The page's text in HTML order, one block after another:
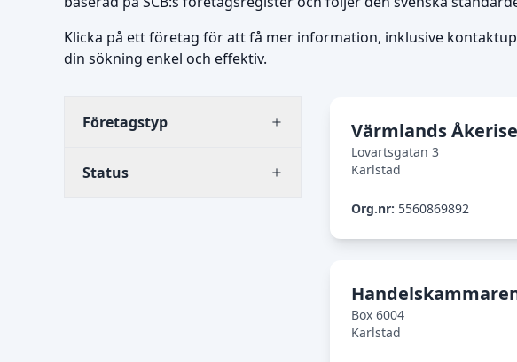
Klicka på ett företag för att få mer information, inklusive
din sökning enkel och effektiv.
Företagstyp
Status
Värmlands
Lovartsgatan 3
Karlstad
Org.nr: 5560869892
Box 6004
Karlstad